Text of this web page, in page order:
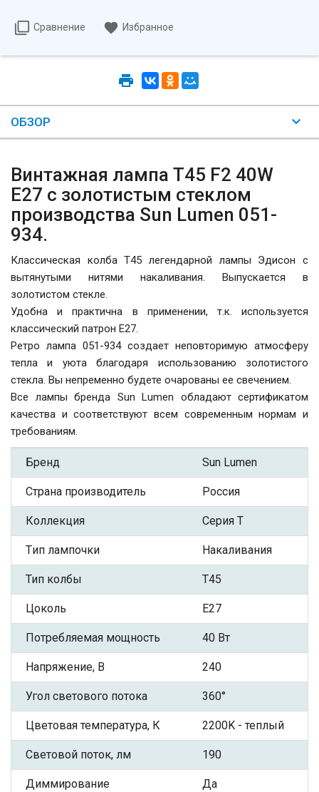
Сравнение Избранное
ОБЗОР
Винтажная лампа T45 F2 40W
E27 с золотистым стеклом
производства Sun Lumen 051-
934.
Классическая колба T45 легендарной лампы Эдисон c
вытянутыми нитями накаливания. Выпускается в
золотистом стекле.
Удобна и практична в применении, т.к. используется
классический патрон Е27.
Ретро лампа 051-934 создает неповторимую атмосферу
тепла и уюта благодаря использованию золотистого
стекла. Вы непременно будете очарованы ее свечением.
Все лампы бренда Sun Lumen обладают сертификатом
качества и соответствуют всем современным нормам и
требованиям.
Бренд Sun Lumen
Страна производитель Россия
Коллекция Серия T
Tип лампочки Накаливания
Тип колбы T45
Цоколь Е27
Потребляемая мощность 40 Вт
Напряжение, В 240
Угол светового потока 360°
Цветовая температура, К 2200K - теплый
Световой поток, лм 190
Диммирование Да